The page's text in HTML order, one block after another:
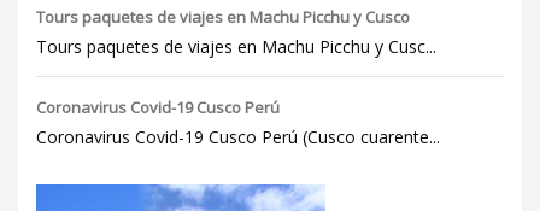
Tours paquetes de viajes en Machu Picchu y Cusco
Tours paquetes de viajes en Machu Picchu y Cusc...
Coronavirus Covid-19 Cusco Perú
Coronavirus Covid-19 Cusco Perú (Cusco cuarente...